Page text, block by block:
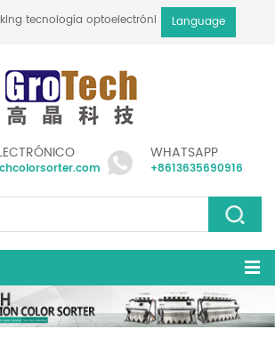
tecnología optoelectrónica co., ltd
Language
WHATSAPP
+8613635690916